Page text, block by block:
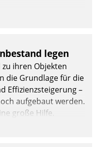
legen
ihren Objekten
die Grundlage für die
Effizienzsteigerung –
aufgebaut werden.
große Hilfe.